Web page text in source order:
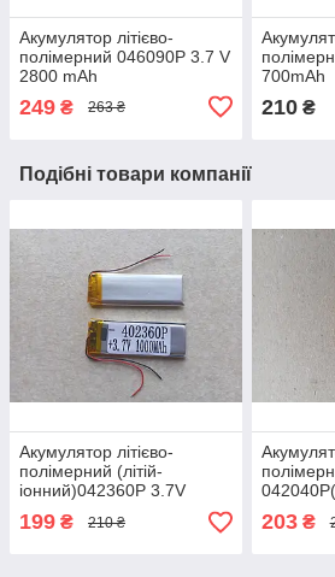
Акумулятор літієво-
полімерний 046090P 3.7 V
2800 mAh
249 ₴ 263 ₴
700mAh
210₴
Подібні товари компанії
Акумулятор літієво-
полімерний (літій-
іонний)042360P 3.7V
1000mAh
199 ₴ 210 ₴
450mAh
203₴